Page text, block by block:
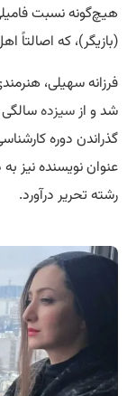
هیچ‌گونه نسبت
(بازیگر)، که اصالتاً
فرزانه سهیلی،
شد و ازسیزده
گذراندن دوره
عنوان نویسنده نیز
رشته تحریر درآورد.